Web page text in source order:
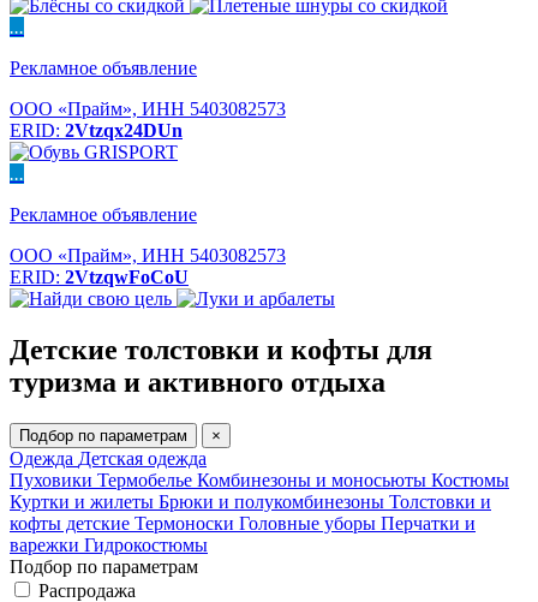
...
Рекламное объявление
ООО «Прайм», ИНН 5403082573
ERID: 2Vtzqx24DUn
...
Рекламное объявление
ООО «Прайм», ИНН 5403082573
ERID: 2VtzqwFoCoU
Детские толстовки и кофты для
туризма и активного отдыха
Подбор по параметрам ×
Одежда Детская одежда
Пуховики Термобелье Комбинезоны и моносьюты Костюмы
Куртки и жилеты Брюки и полукомбинезоны Толстовки и
кофты детские Термоноски Головные уборы Перчатки и
варежки Гидрокостюмы
Подбор по параметрам
Распродажа